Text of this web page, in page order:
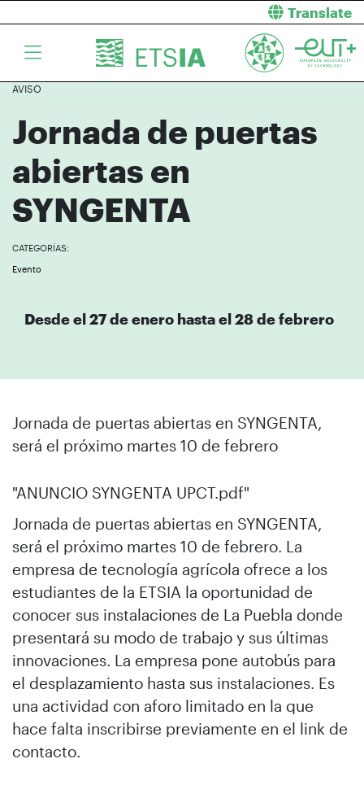
Translate
AVISO
Jornada de puertas
abiertas en
SYNGENTA
CATEGORÍAS:
Evento
Desde el 27 de enero hasta el 28 de febrero
Jornada de puertas abiertas en SYNGENTA,
será el próximo martes 10 de febrero
"ANUNCIO SYNGENTA UPCT.pdf"
Jornada de puertas abiertas en SYNGENTA,
será el próximo martes 10 de febrero. La
empresa de tecnología agrícola ofrece a los
estudiantes de la ETSIA la oportunidad de
conocer sus instalaciones de La Puebla donde
presentará su modo de trabajo y sus últimas
innovaciones. La empresa pone autobús para
el desplazamiento hasta sus instalaciones. Es
una actividad con aforo limitado en la que
hace falta inscribirse previamente en el link de
contacto.